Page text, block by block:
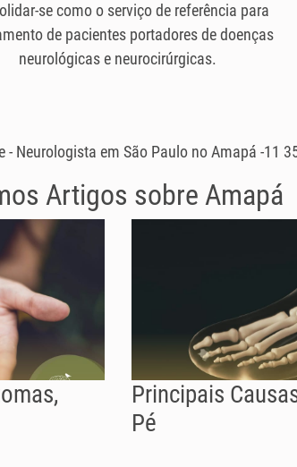
se como o serviço de referência para
de pacientes portadores de doenças
neurológicas e neurocirúrgicas.
- Neurologista em São Paulo no Amapá -11
Artigos sobre Amapá
Principais
Pé